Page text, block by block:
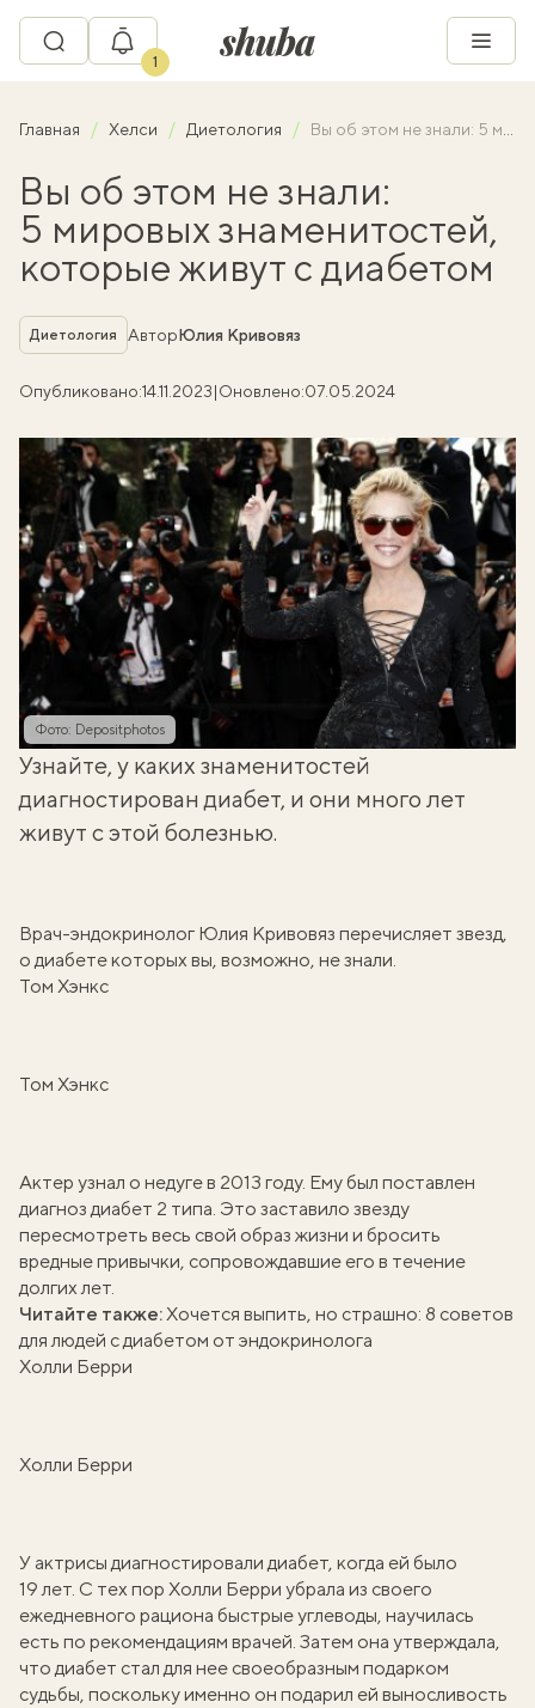
1
Главная Хелси Диетология Вы об этом не знали: 5 мировых знаменитостей, которые живут с диабетом
Вы об этом не знали:
5 мировых знаменитостей,
которые живут с диабетом
Рубрика
Диетология АвторЮлия Кривовяз
Опубликовано:14.11.2023|Оновлено:07.05.2024
Фото: Depositphotos
Узнайте, у каких знаменитостей
диагностирован диабет, и они много лет
живут с этой болезнью.
Врач-эндокринолог Юлия Кривовяз перечисляет звезд,
о диабете которых вы, возможно, не знали.
Том Хэнкс
Том Хэнкс
Актер узнал о недуге в 2013 году. Ему был поставлен
диагноз диабет 2 типа. Это заставило звезду
пересмотреть весь свой образ жизни и бросить
вредные привычки, сопровождавшие его в течение
долгих лет.
Читайте также:Хочется выпить, но страшно: 8 советов
для людей с диабетом от эндокринолога
Холли Берри
Холли Берри
У актрисы диагностировали диабет, когда ей было
19 лет. С тех пор Холли Берри убрала из своего
ежедневного рациона быстрые углеводы, научилась
есть по рекомендациям врачей. Затем она утверждала,
что диабет стал для нее своеобразным подарком
судьбы, поскольку именно он подарил ей выносливость